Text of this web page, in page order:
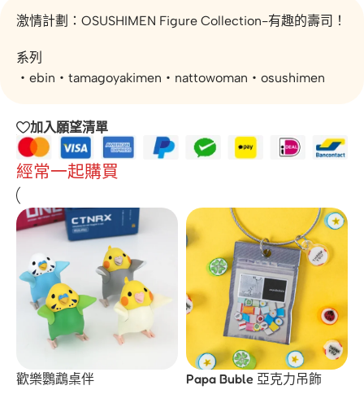
激情計劃：OSUSHIMEN Figure Collection-有趣的壽司！
系列
・ebin・tamagoyakimen・nattowoman・osushimen
加入願望清單
經常一起購買
歡樂鸚鵡桌伴 Papa Buble 亞克力吊飾